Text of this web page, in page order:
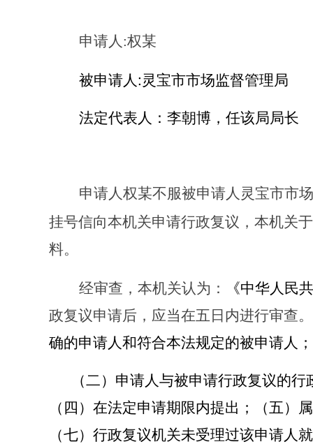
申请人:权某
被申请人:灵宝市市场监督管理局
法定代表人：李朝博，任该局局长
申请人权某不服被申请人灵宝市市
挂号信向本机关申请行政复议，本机关于
料。
经审查，本机关认为：
《中华人民
政复议申请后，应当在五日内进行审查
确的申请人和符合本法规定的被申请人；
（二）申请人与被申请行政复议的
（四）在法定申请期限内提出；（五）
（七）行政复议机关未受理过该申请人